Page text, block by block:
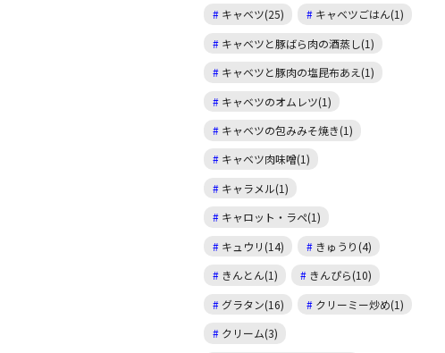
キャベツ(25)
キャベツごはん(1)
キャベツと豚ばら肉の酒蒸し(1)
キャベツと豚肉の塩昆布あえ(1)
キャベツのオムレツ(1)
キャベツの包みみそ焼き(1)
キャベツ肉味噌(1)
キャラメル(1)
キャロット・ラペ(1)
キュウリ(14)
きゅうり(4)
きんとん(1)
きんぴら(10)
グラタン(16)
クリーミー炒め(1)
クリーム(3)